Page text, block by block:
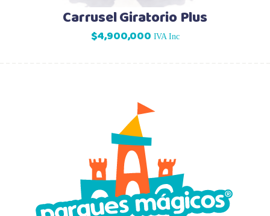
Carrusel Giratorio Plus
$4,900,000 IVA Inc